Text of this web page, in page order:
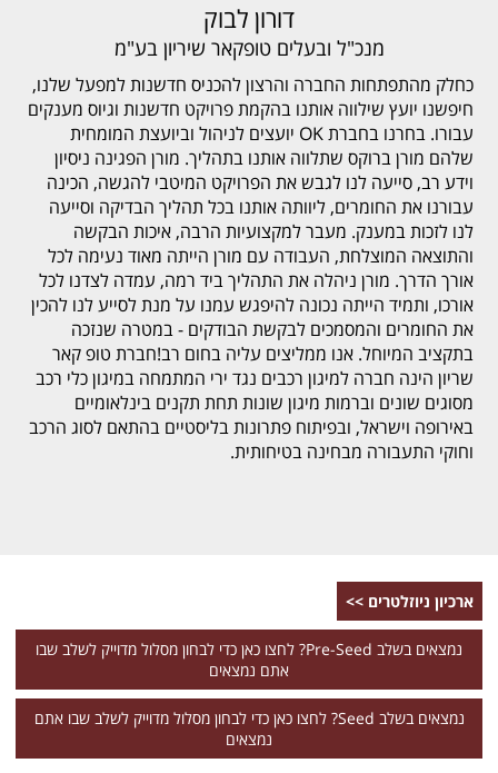
דורון לבוק
מנכ"ל ובעלים טופקאר שיריון בע"מ
כחלק מהתפתחות החברה והרצון להכניס חדשנות למפעל שלנו,
חיפשנו יועץ שילווה אותנו בהקמת פרויקט חדשנות וגיוס מענקים
עבורו. בחרנו בחברת OK יועצים לניהול וביועצת המומחית
שלהם מורן ברוקס שתלווה אותנו בתהליך. מורן הפגינה ניסיון
וידע רב, סייעה לנו לגבש את הפרויקט המיטבי להגשה, הכינה
עבורנו את החומרים, ליוותה אותנו בכל תהליך הבדיקה וסייעה
לנו לזכות במענק. מעבר למקצועיות הרבה, איכות הבקשה
והתוצאה המוצלחת, העבודה עם מורן הייתה מאוד נעימה לכל
אורך הדרך. מורן ניהלה את התהליך ביד רמה, עמדה לצדנו לכל
אורכו, ותמיד הייתה נכונה להיפגש עמנו על מנת לסייע לנו להכין
את החומרים והמסמכים לבקשת הבודקים - במטרה שנזכה
בתקציב המיוחל. אנו ממליצים עליה בחום רב!חברת טופ קאר
שריון הינה חברה למיגון רכבים נגד ירי המתמחה במיגון כלי רכב
מסוגים שונים וברמות מיגון שונות תחת תקנים בינלאומיים
באירופה וישראל, ובפיתוח פתרונות בליסטיים בהתאם לסוג הרכב
וחוקי התעבורה מבחינה בטיחותית.
ארכיון ניוזלטרים >>
נמצאים בשלב Pre-Seed? לחצו כאן כדי לבחון מסלול מדוייק לשלב שבו
אתם נמצאים
נמצאים בשלב Seed? לחצו כאן כדי לבחון מסלול מדוייק לשלב שבו אתם
נמצאים